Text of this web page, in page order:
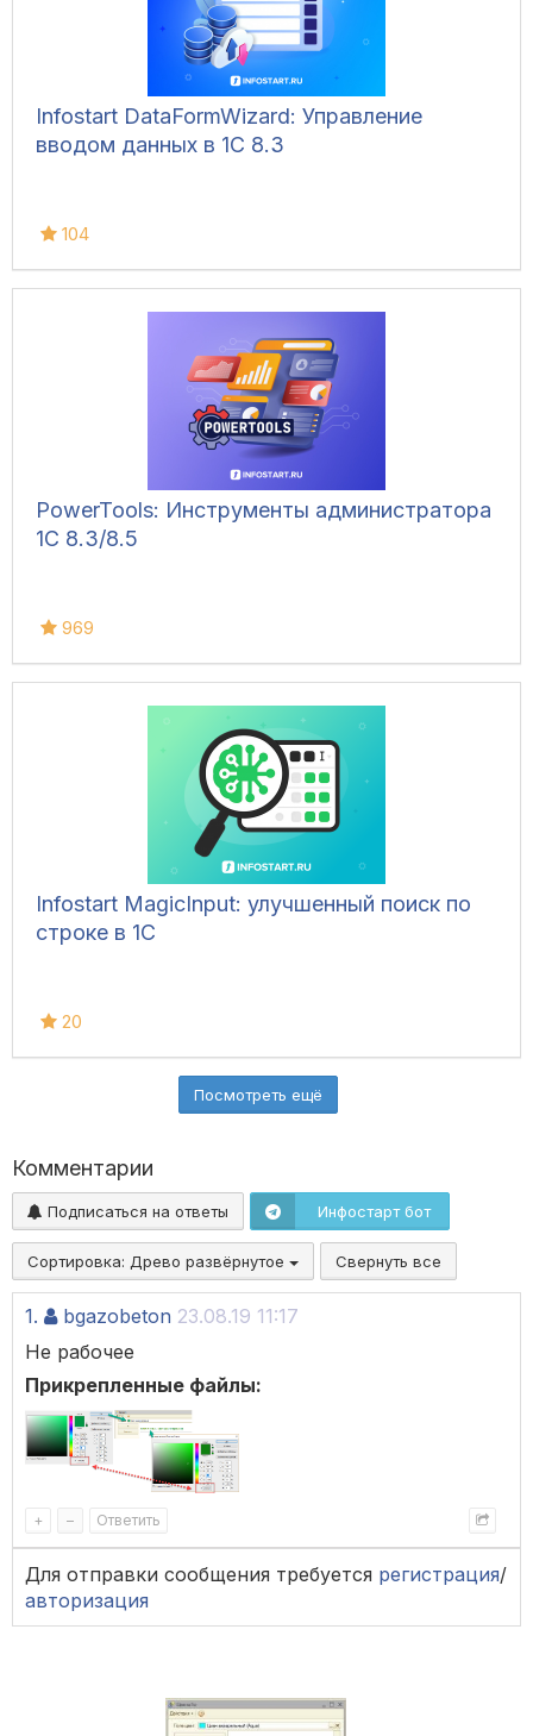
Infostart DataFormWizard: Управление
вводом данных в 1С 8.3
104
PowerTools: Инструменты администратора
1С 8.3/8.5
969
Infostart MagicInput: улучшенный поиск по
строке в 1С
20
Посмотреть ещё
Комментарии
Подписаться на ответы Инфостарт бот
Сортировка: Древо развёрнутое Свернуть все
1. bgazobeton 23.08.19 11:17
Не рабочее
Прикрепленные файлы:
+ – Ответить
Для отправки сообщения требуется регистрация/
авторизация